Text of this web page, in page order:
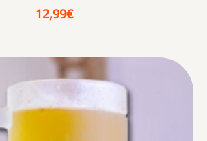
12,99€